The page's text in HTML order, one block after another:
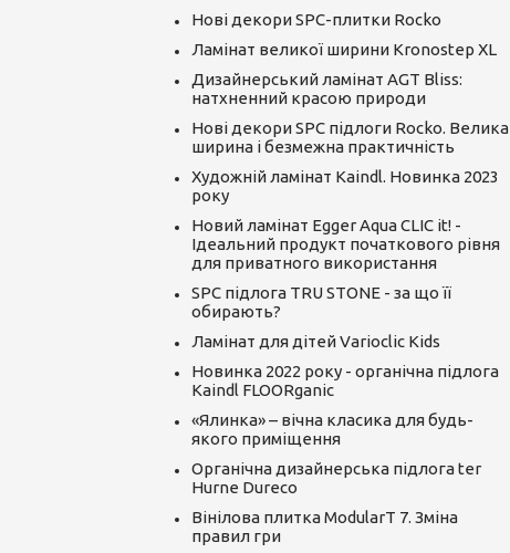
Нові декори SPC-плитки Rocko
Ламінат великої ширини Kronostep XL
Дизайнерський ламінат AGT Bliss:
натхненний красою природи
Нові декори SPC підлоги Rocko. Велика
ширина і безмежна практичність
Художній ламінат Kaindl. Новинка 2023
року
Новий ламінат Egger Aqua CLIC it! -
Ідеальний продукт початкового рівня
для приватного використання
SPC підлога TRU STONE - за що її
обирають?
Ламінат для дітей Varioclic Kids
Новинка 2022 року - органічна підлога
Kaindl FLOORganic
«Ялинка» – вічна класика для будь-
якого приміщення
Органічна дизайнерська підлога ter
Hurne Dureco
Вінілова плитка ModularT 7. Зміна
правил гри